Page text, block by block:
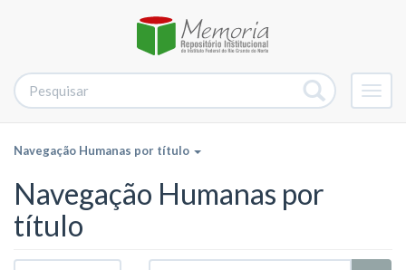
Navegação Humanas por título
Navegação Humanas por
título